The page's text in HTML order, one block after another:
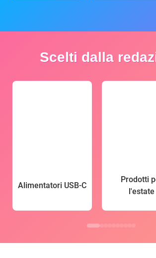
Scelti dalla
Alimentatori USB-C
Prodotti
l'estate